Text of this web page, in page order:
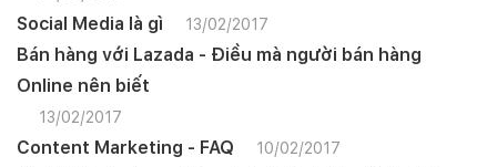
Social Media là gì 13/02/2017
Bán hàng với Lazada - Điều mà người bán hàng
Online nên biết
13/02/2017
Content Marketing - FAQ 10/02/2017